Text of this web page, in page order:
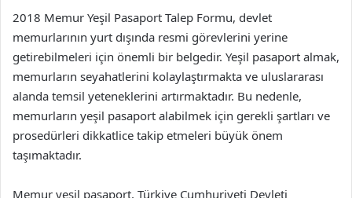
2018 Memur Yeşil Pasaport Talep Formu, devlet
memurlarının yurt dışında resmi görevlerini yerine
getirebilmeleri için önemli bir belgedir. Yeşil pasaport almak,
memurların seyahatlerini kolaylaştırmakta ve uluslararası
alanda temsil yeteneklerini artırmaktadır. Bu nedenle,
memurların yeşil pasaport alabilmek için gerekli şartları ve
prosedürleri dikkatlice takip etmeleri büyük önem
taşımaktadır.
Memur yeşil pasaport, Türkiye Cumhuriyeti Devleti